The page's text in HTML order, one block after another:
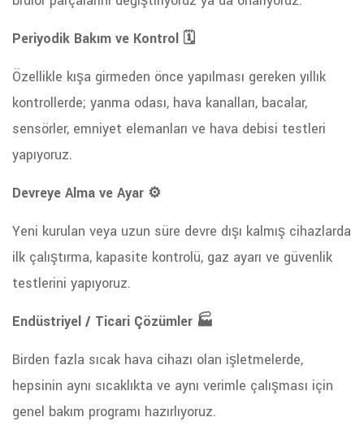
Periyodik Bakım ve Kontrol 🗓️
Özellikle kışa girmeden önce yapılması gereken yıllık
kontrollerde; yanma odası, hava kanalları, bacalar,
sensörler, emniyet elemanları ve hava debisi testleri
yapıyoruz.
Devreye Alma ve Ayar ⚙️
Yeni kurulan veya uzun süre devre dışı kalmış cihazlarda
ilk çalıştırma, kapasite kontrolü, gaz ayarı ve güvenlik
testlerini yapıyoruz.
Endüstriyel / Ticari Çözümler 🏭
Birden fazla sıcak hava cihazı olan işletmelerde,
hepsinin aynı sıcaklıkta ve aynı verimle çalışması için
genel bakım programı hazırlıyoruz.